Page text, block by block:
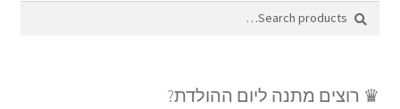
Search
for:
Search
♛ רוצים מתנה ליום ההולדת?